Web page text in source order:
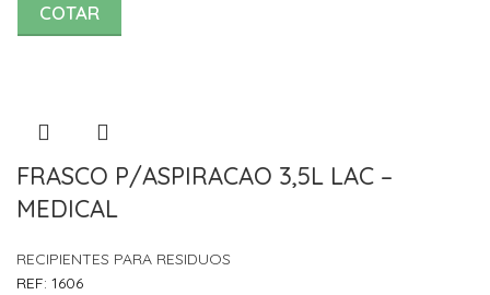
COTAR
FRASCO P/ASPIRACAO 3,5L LAC –
MEDICAL
RECIPIENTES PARA RESIDUOS
REF: 1606